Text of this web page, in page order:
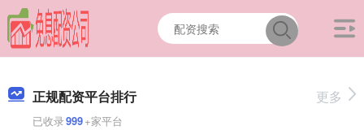
正规配资平台排行
已收录999+家平台
更多